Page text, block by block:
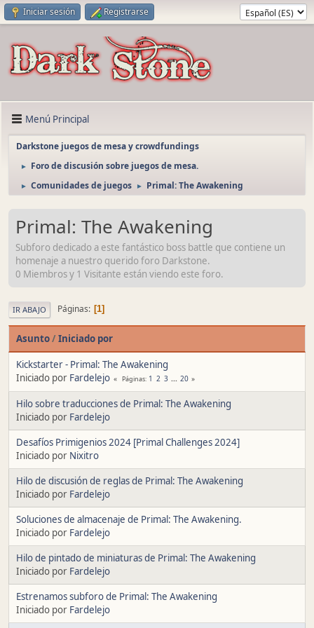
Iniciar sesión Registrarse
Menú Principal
Darkstone juegos de mesa y crowdfundings
► Foro de discusión sobre juegos de mesa.
► Comunidades de juegos ► Primal: The Awakening
Primal: The Awakening
Subforo dedicado a este fantástico boss battle que contiene un
homenaje a nuestro querido foro Darkstone.
0 Miembros y 1 Visitante están viendo este foro.
IR ABAJO Páginas 1
Asunto/Iniciado por
Kickstarter - Primal: The Awakening
Iniciado por Fardelejo Páginas 1 2 3 ... 20
Hilo sobre traducciones de Primal: The Awakening
Iniciado por Fardelejo
Desafíos Primigenios 2024 [Primal Challenges 2024]
Iniciado por Nixitro
Hilo de discusión de reglas de Primal: The Awakening
Iniciado por Fardelejo
Soluciones de almacenaje de Primal: The Awakening.
Iniciado por Fardelejo
Hilo de pintado de miniaturas de Primal: The Awakening
Iniciado por Fardelejo
Estrenamos subforo de Primal: The Awakening
Iniciado por Fardelejo